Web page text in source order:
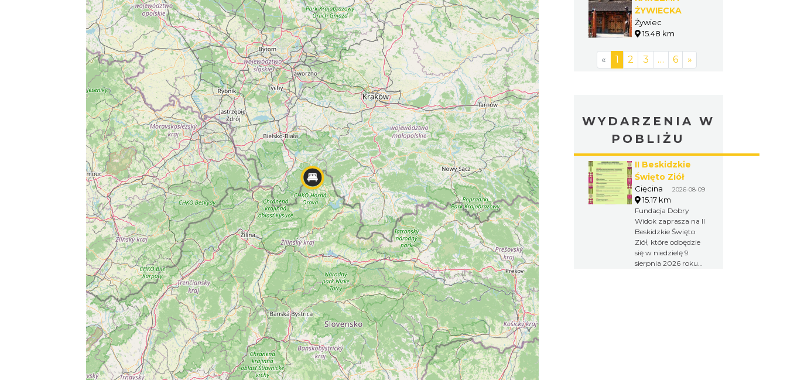
ŻYWIECKA
Żywiec
15.48 km
« 1 2 3 … 6 »
WYDARZENIA W
POBLIŻU
II Beskidzkie
Święto Ziół
Cięcina 2026-08-09
15.17 km
Fundacja Dobry
Widok zaprasza na II
Beskidzkie Święto
Ziół, które odbędzie
się w niedzielę 9
sierpnia 2026 roku